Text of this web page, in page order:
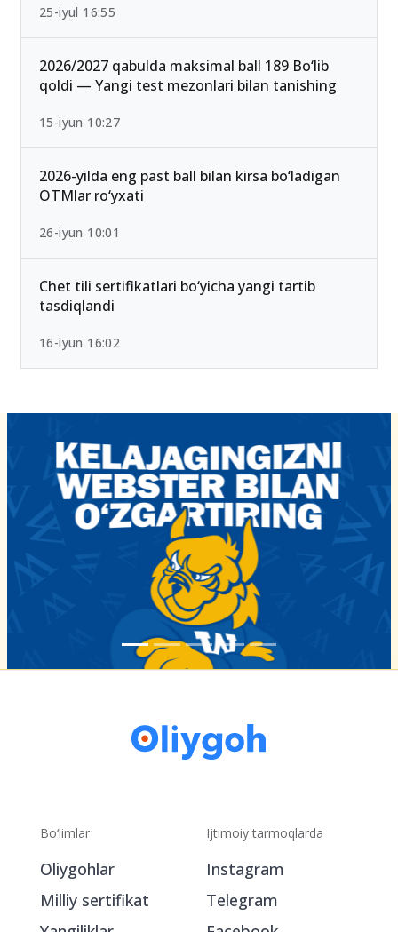
25-iyul 16:55
2026/2027 qabulda maksimal ball 189 Bo‘lib
qoldi — Yangi test mezonlari bilan tanishing
15-iyun 10:27
2026-yilda eng past ball bilan kirsa bo‘ladigan
OTMlar ro‘yxati
26-iyun 10:01
Chet tili sertifikatlari bo‘yicha yangi tartib
tasdiqlandi
16-iyun 16:02
Bo‘limlar
Oliygohlar
Milliy sertifikat
Ijtimoiy tarmoqlarda
Instagram
Telegram